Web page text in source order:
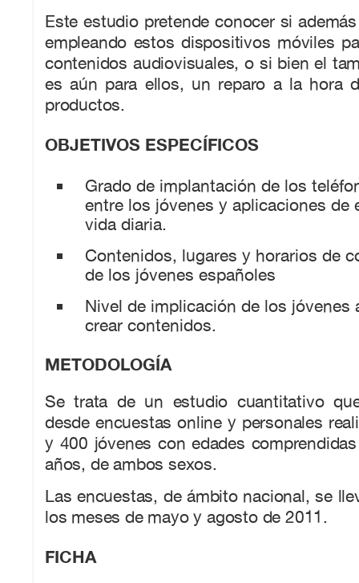
Este estudio pretende conocer si
empleando estos dispositivos móviles
contenidos audiovisuales, o si bien el
es aún para ellos, un reparo a la hora
productos.
OBJETIVOS ESPECÍFICOS
Grado de implantación de los
entre los jóvenes y aplicaciones de
vida diaria.
Contenidos, lugares y horarios de
de los jóvenes españoles
Nivel de implicación de los jóvenes
crear contenidos.
METODOLOGÍA
Se trata de un estudio cuantitativo
desde encuestas online y personales
y 400 jóvenes con edades
años, de ambos sexos.
Las encuestas, de ámbito nacional, se
los meses de mayo y agosto de 2011.
FICHA